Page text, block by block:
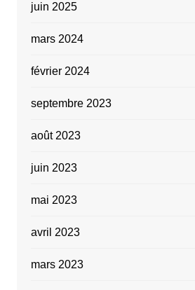
juin 2025
mars 2024
février 2024
septembre 2023
août 2023
juin 2023
mai 2023
avril 2023
mars 2023